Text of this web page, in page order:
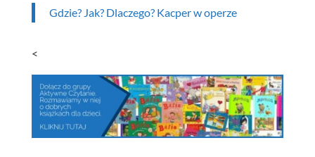
Gdzie? Jak? Dlaczego? Kacper w operze
<